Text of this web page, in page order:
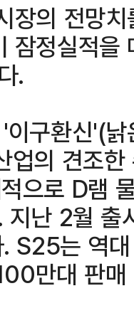
장의 전망
잠정실적
.
구환신'(
업의 견조
으로 D램
지난 2월
S25는 역
만대 판매